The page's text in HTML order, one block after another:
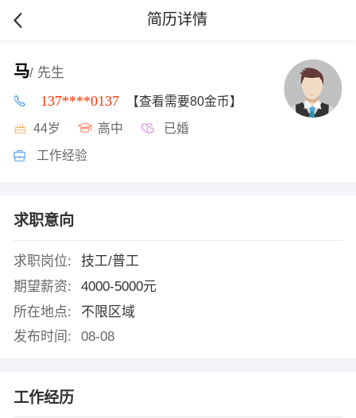
简历详情
马/ 先生
137****0137 【查看需要80金币】
44岁 高中 已婚
工作经验
求职意向
求职岗位:
技工/普工
期望薪资:
4000-5000元
所在地点:
不限区域
发布时间:
08-08
工作经历